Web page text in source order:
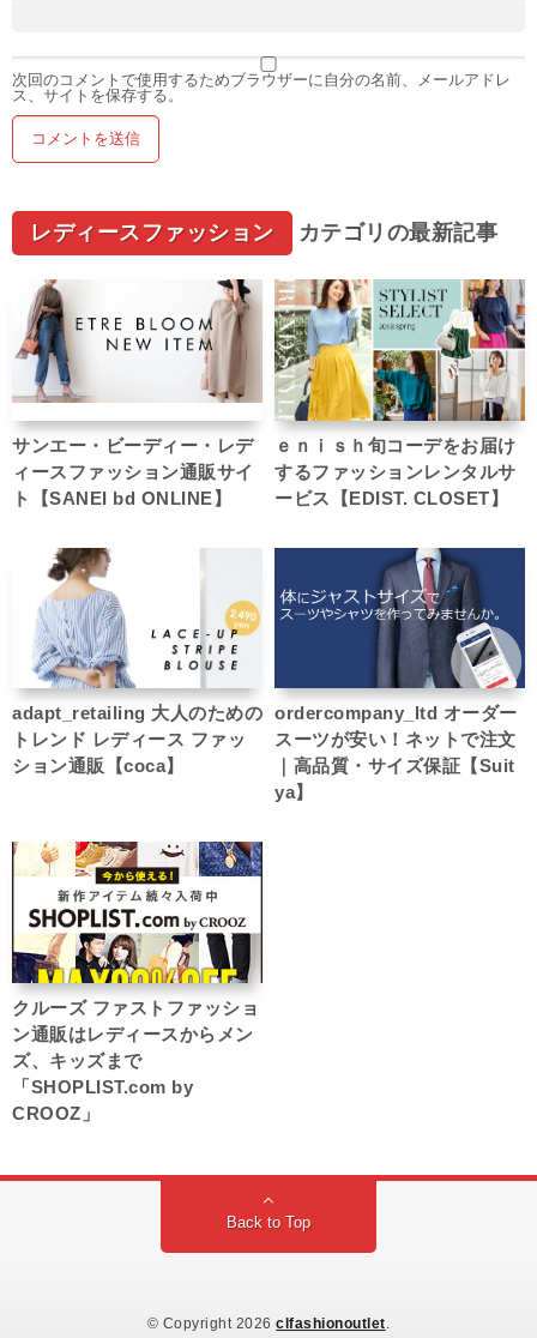
次回のコメントで使用するためブラウザーに自分の名前、メールアドレ
ス、サイトを保存する。
レディースファッション カテゴリの最新記事
サンエー・ビーディー・レデ
ィースファッション通販サイ
ト【SANEI bd ONLINE】
ｅｎｉｓｈ旬コーデをお届け
するファッションレンタルサ
ービス【EDIST. CLOSET】
adapt_retailing 大人のための
トレンド レディース ファッ
ション通販【coca】
ordercompany_ltd オーダー
スーツが安い！ネットで注文
｜高品質・サイズ保証【Suit
ya】
クルーズ ファストファッショ
ン通販はレディースからメン
ズ、キッズまで
「SHOPLIST.com by
CROOZ」
Back to Top
© Copyright 2026clfashionoutlet